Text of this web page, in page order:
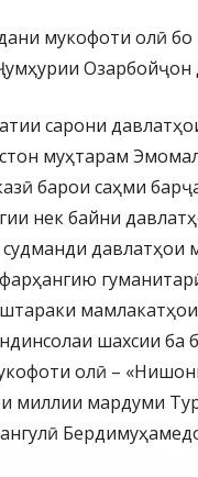
мукофоти олӣ
сарони
муҳтарам
барои саҳми
нек байни
давлатҳои
фарҳангию
мамлакатҳои
шахсии ба
олӣ –
миллии мардуми